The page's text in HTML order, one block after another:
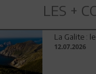
LES +
La Galite :
12.07.2026